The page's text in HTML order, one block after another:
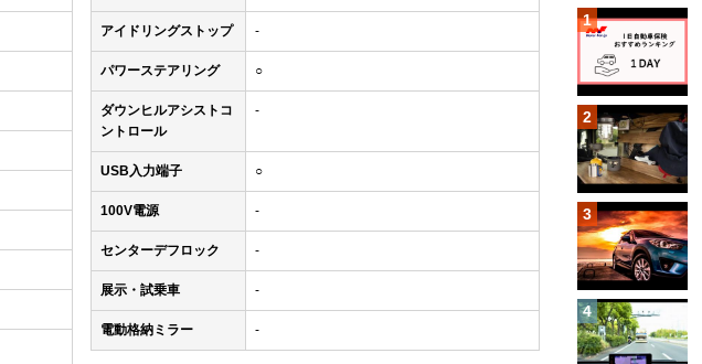
アイドリングストップ -
パワーステアリング ○
ダウンヒルアシストコ
ントロール
-
USB入力端子 ○
100V電源 -
センターデフロック -
展示・試乗車 -
電動格納ミラー -
1
2
3
4